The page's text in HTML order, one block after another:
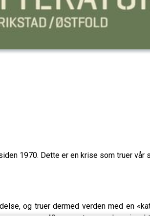
1970. Dette er en krise som truer
og truer dermed verden med en